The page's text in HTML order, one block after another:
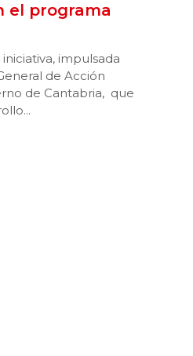
el programa
iniciativa, impulsada
de Acción
de Cantabria, que